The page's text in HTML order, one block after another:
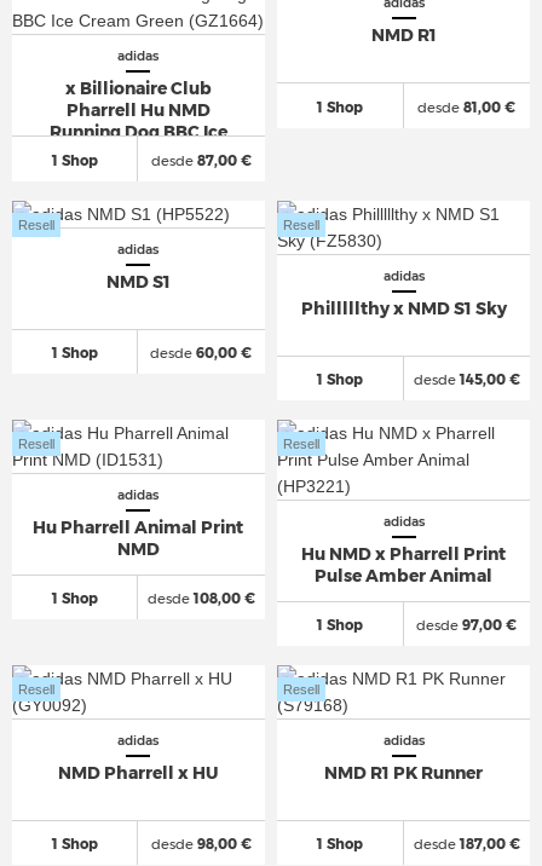
adidas
x Billionaire Club
Pharrell Hu NMD
Running Dog BBC Ice
Cream Green
1 Shop desde87,00 €
adidas
NMD R1
1 Shop desde 81,00 €
adidas
NMD S1
1 Shop
Resell
desde 60,00 €
adidas
Philllllthy x NMD S1 Sky
1 Shop
Resell
desde145,00 €
adidas
Hu Pharrell Animal Print
NMD
1 Shop
Resell
desde108,00 €
adidas
Hu NMD x Pharrell Print
Pulse Amber Animal
1 Shop
Resell
desde 97,00 €
adidas
NMD Pharrell x HU
1 Shop
Resell
desde98,00 €
adidas
NMD R1 PK Runner
1 Shop
Resell
desde187,00 €